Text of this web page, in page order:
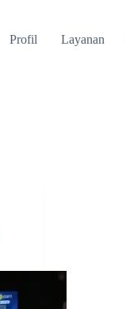
Profil Layanan